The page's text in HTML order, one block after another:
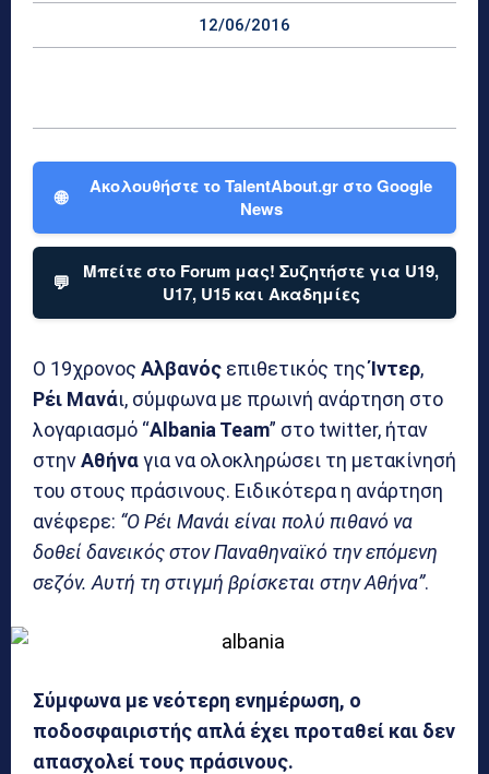
12/06/2016
🌐
Ακολουθήστε το TalentAbout.gr στο Google
News
💬
Μπείτε στο Forum μας! Συζητήστε για U19,
U17, U15 και Ακαδημίες
Ο 19χρονος Αλβανός επιθετικός τηςΊντερ,
Ρέι Μανάι, σύμφωνα με πρωινή ανάρτηση στο
λογαριασμό “Albania Team” στο twitter, ήταν
στηνΑθήναγια να ολοκληρώσει τη μετακίνησή
του στους πράσινους. Ειδικότερα η ανάρτηση
ανέφερε: “Ο Ρέι Μανάι είναι πολύ πιθανό να
δοθεί δανεικός στον Παναθηναϊκό την επόμενη
σεζόν. Αυτή τη στιγμή βρίσκεται στην Αθήνα”.
Σύμφωνα με νεότερη ενημέρωση, ο
ποδοσφαιριστής απλά έχει προταθεί και δεν
απασχολεί τους πράσινους.